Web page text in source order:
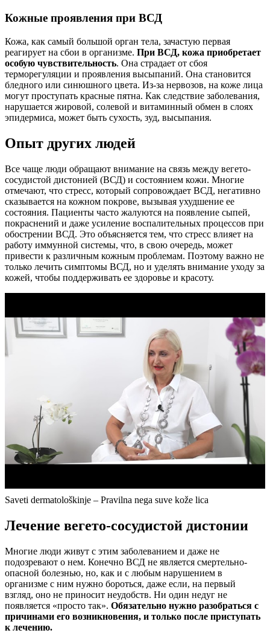
Кожные проявления при ВСД
Кожа, как самый большой орган тела, зачастую первая
реагирует на сбои в организме. При ВСД, кожа приобретает
особую чувствительность. Она страдает от сбоя
терморегуляции и проявления высыпаний. Она становится
бледного или синюшного цвета. Из-за нервозов, на коже лица
могут проступать красные пятна. Как следствие заболевания,
нарушается жировой, солевой и витаминный обмен в слоях
эпидермиса, может быть сухость, зуд, высыпания.
Опыт других людей
Все чаще люди обращают внимание на связь между вегето-
сосудистой дистонией (ВСД) и состоянием кожи. Многие
отмечают, что стресс, который сопровождает ВСД, негативно
сказывается на кожном покрове, вызывая ухудшение ее
состояния. Пациенты часто жалуются на появление сыпей,
покраснений и даже усиление воспалительных процессов при
обострении ВСД. Это объясняется тем, что стресс влияет на
работу иммунной системы, что, в свою очередь, может
привести к различным кожным проблемам. Поэтому важно не
только лечить симптомы ВСД, но и уделять внимание уходу за
кожей, чтобы поддерживать ее здоровье и красоту.
Saveti dermatološkinje – Pravilna nega suve kože lica
Лечение вегето-сосудистой дистонии
Многие люди живут с этим заболеванием и даже не
подозревают о нем. Конечно ВСД не является смертельно-
опасной болезнью, но, как и с любым нарушением в
организме с ним нужно бороться, даже если, на первый
взгляд, оно не приносит неудобств. Ни один недуг не
появляется «просто так». Обязательно нужно разобраться с
причинами его возникновения, и только после приступать
к лечению.